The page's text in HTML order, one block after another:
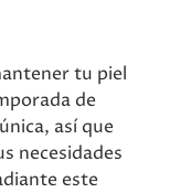
tu piel
de
así que
necesidades
este